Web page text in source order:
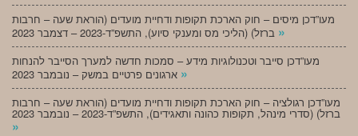
מעו”דכן מיסים – חוק הארכת תקופות ודחיית מועדים (הוראת שעה – חרבות
»
מעו”דכן סייבר וטכנולוגיות מידע – סמכות חדשה למערך הסייבר להנחות
»
מעו”דכן רגולציה – חוק הארכת תקופות ודחיית מועדים (הוראת שעה – חרבות
ברזל) (סדרי מינהל, תקופות כהונה ותאגידים), התשפ”ד-2023 – נובמבר 2023
»